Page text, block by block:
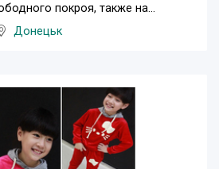
покроя, также на...
Донецьк